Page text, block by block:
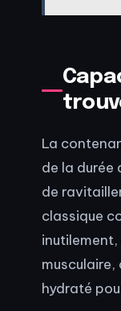
La
de la
de
classique
musculaire,
hydraté